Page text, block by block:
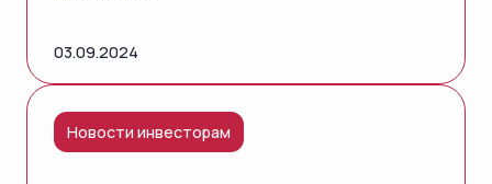
03.09.2024
Новости инвесторам